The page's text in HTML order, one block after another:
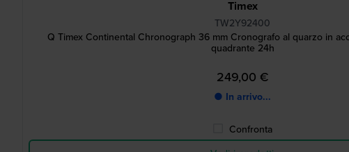
Timex
TW2Y92400
Q Timex Continental Chronograph 36 mm Cronografo al quarzo in
quadrante 24h
249,00 €
● In arrivo...
Confronta